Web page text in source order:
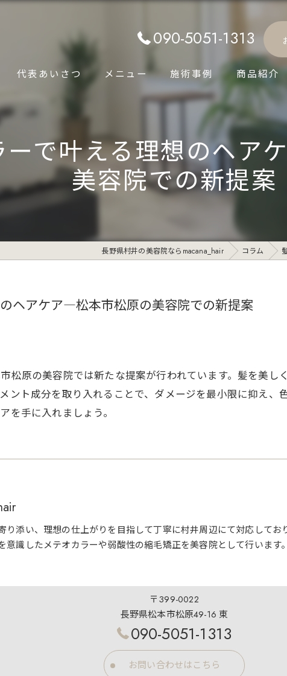
090-5051-1313
代表あいさつ メニュー 施術事例 商品紹介
ーで叶える理想のヘア
美容院での新提案
長野県村井の美容院ならmacana_hair コラム
ヘアケア―松本市松原の美容院での新提案
松原の美容院では新たな提案が行われています。髪を美
ント成分を取り入れることで、ダメージを最小限に抑え、
を手に入れましょう。
り添い、理想の仕上がりを目指して丁寧に村井周辺にて対応して
意識したメテオカラーや弱酸性の縮毛矯正を美容院として行います。
〒399-0022
長野県松本市松原49-16 東
090-5051-1313
お問い合わせはこちら